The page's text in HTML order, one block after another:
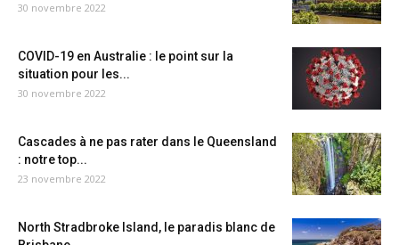
30 novembre 2022
COVID-19 en Australie : le point sur la
situation pour les...
30 novembre 2022
Cascades à ne pas rater dans le Queensland
: notre top...
23 novembre 2022
North Stradbroke Island, le paradis blanc de